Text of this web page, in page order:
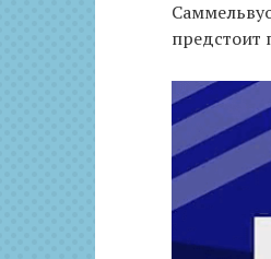
предстоит